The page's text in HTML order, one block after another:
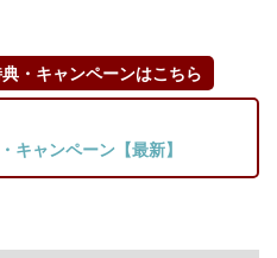
・キャンペーンはこちら
キャンペーン【最新】